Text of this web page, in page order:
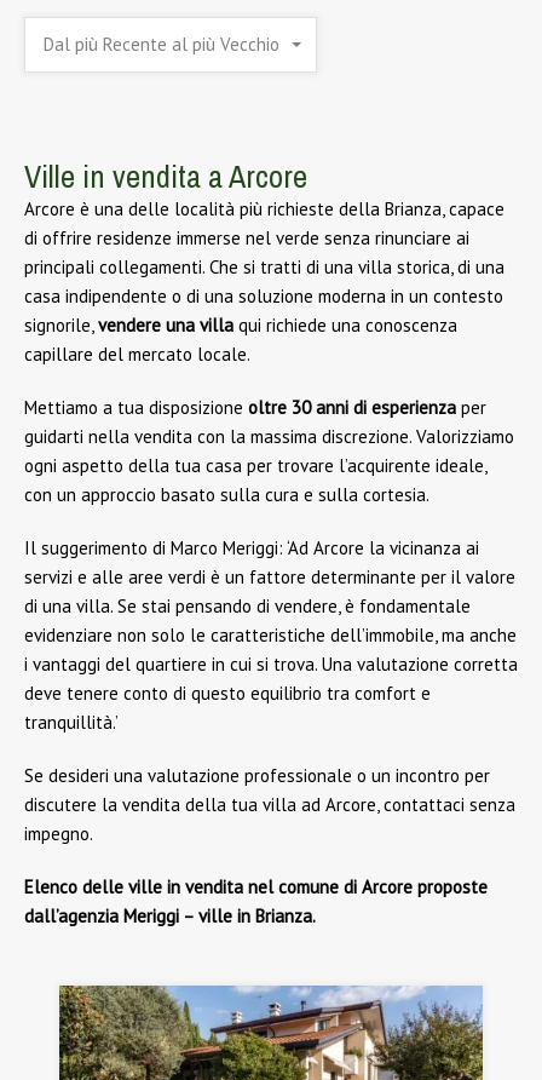
Dal più Recente al più Vecchio
Ville in vendita a Arcore
Arcore è una delle località più richieste della Brianza, capace
di offrire residenze immerse nel verde senza rinunciare ai
principali collegamenti. Che si tratti di una villa storica, di una
casa indipendente o di una soluzione moderna in un contesto
signorile,vendere una villa qui richiede una conoscenza
capillare del mercato locale.
Mettiamo a tua disposizione oltre 30 anni di esperienza per
guidarti nella vendita con la massima discrezione. Valorizziamo
ogni aspetto della tua casa per trovare l’acquirente ideale,
con un approccio basato sulla cura e sulla cortesia.
Il suggerimento di Marco Meriggi: ‘Ad Arcore la vicinanza ai
servizi e alle aree verdi è un fattore determinante per il valore
di una villa. Se stai pensando di vendere, è fondamentale
evidenziare non solo le caratteristiche dell’immobile, ma anche
i vantaggi del quartiere in cui si trova. Una valutazione corretta
deve tenere conto di questo equilibrio tra comfort e
tranquillità.’
Se desideri una valutazione professionale o un incontro per
discutere la vendita della tua villa ad Arcore, contattaci senza
impegno.
Elenco delle ville in vendita nel comune di Arcore proposte
dall’agenzia Meriggi – ville in Brianza.